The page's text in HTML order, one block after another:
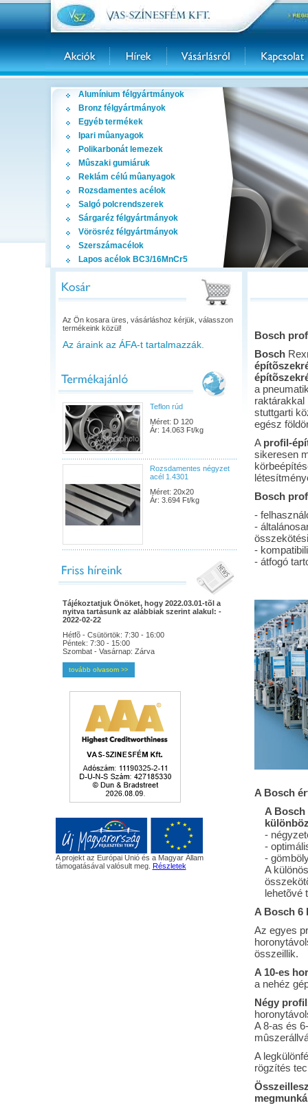
Alumínium félgyártmányok
Bronz félgyártmányok
Egyéb termékek
Ipari mûanyagok
Polikarbonát lemezek
Mûszaki gumiáruk
Reklám célú mûanyagok
Rozsdamentes acélok
Salgó polcrendszerek
Sárgaréz félgyártmányok
Vörösréz félgyártmányok
Szerszámacélok
Lapos acélok BC3/16MnCr5
Az Ön kosara üres, vásárláshoz kérjük, válasszon
termékeink közül!
Az áraink az ÁFA-t tartalmazzák.
Teflon rúd
Méret: D 120
Ár: 14.063 Ft/kg
Rozsdamentes négyzet
acél 1.4301
Méret: 20x20
Ár: 3.694 Ft/kg
Tájékoztatjuk Önöket, hogy 2022.03.01-tõl a
nyitva tartásunk az alábbiak szerint alakul: -
2022-02-22
Hétfõ - Csütörtök: 7:30 - 16:00
Péntek: 7:30 - 15:00
Szombat - Vasárnap: Zárva
tovább olvasom >>
A projekt az Európai Unió és a Magyar Állam
támogatásával valósult meg. Részletek
Bosch
Bosch
a
raktárakkal
stuttgarti
egész
A profil-
sikeresen
Bosch
-
-
-
- átfogó
A Bosch
A
-
-
-
A
lehetõvé
A Bosch
Az egyes
összeillik.
A 10-es
a nehéz
Négy
A 8-as és
A
rögzítés